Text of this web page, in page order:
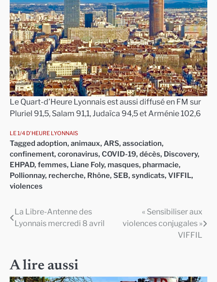
Le Quart-d’Heure Lyonnais est aussi diffusé en FM sur
Pluriel 91,5, Salam 91,1, Judaïca 94,5 et Arménie 102,6
LE 1/4 D'HEURE LYONNAIS
Tagged adoption, animaux, ARS, association,
confinement, coronavirus, COVID-19, décès, Discovery,
EHPAD, femmes, Liane Foly, masques, pharmacie,
Pollionnay, recherche, Rhône, SEB, syndicats, VIFFIL,
violences
Navigation
La Libre-Antenne des
Lyonnais mercredi 8 avril
« Sensibiliser aux
violences conjugales »
VIFFIL
A lire aussi